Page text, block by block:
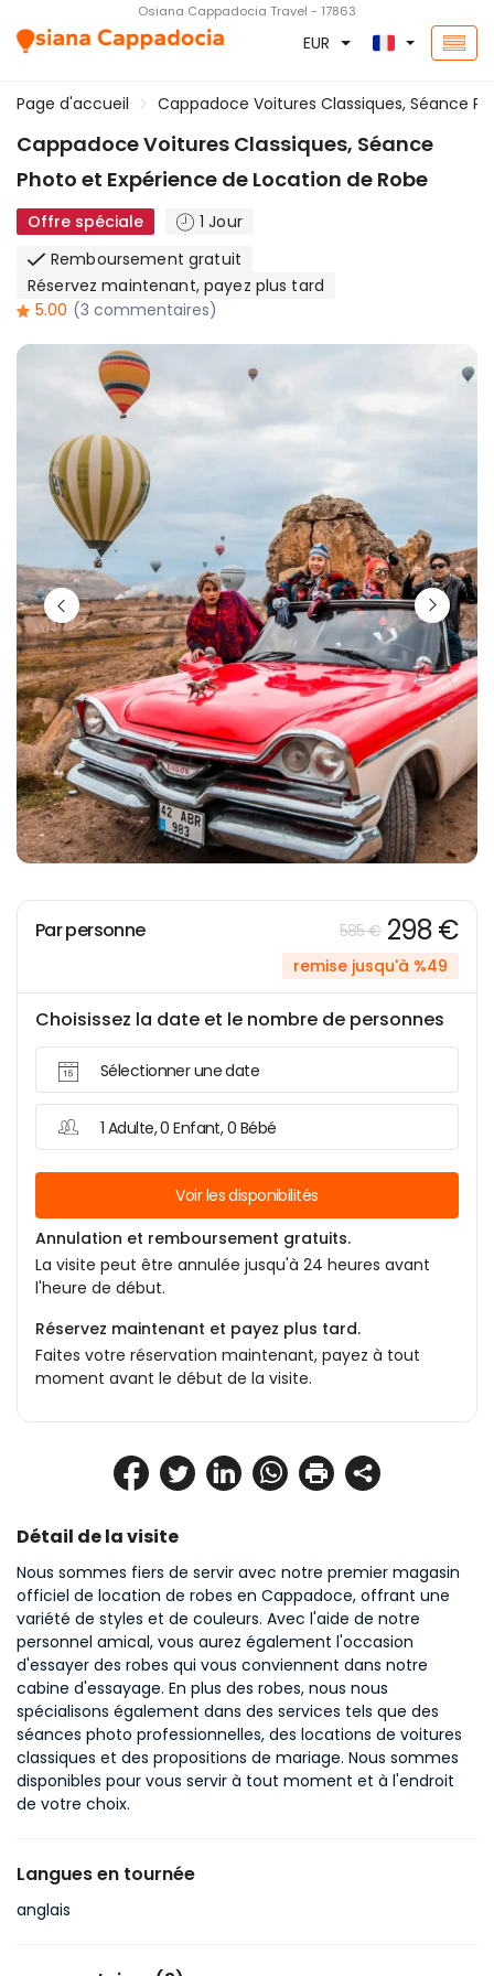
Osiana Cappadocia Travel - 17863
EUR
Page d'accueil Cappadoce Voitures Classiques, Séance
Cappadoce Voitures Classiques, Séance
Photo et Expérience de Location de Robe
Offre spéciale
1 Jour
Remboursement gratuit
Réservez maintenant, payez plus tard
5.00 (3 commentaires)
Détail de la visite
Nous sommes fiers de servir avec notre premier magasin
officiel de location de robes en Cappadoce, offrant une
variété de styles et de couleurs. Avec l'aide de notre
personnel amical, vous aurez également l'occasion
d'essayer des robes qui vous conviennent dans notre
cabine d'essayage. En plus des robes, nous nous
spécialisons également dans des services tels que des
séances photo professionnelles, des locations de voitures
classiques et des propositions de mariage. Nous sommes
disponibles pour vous servir à tout moment et à l'endroit
de votre choix.
Langues en tournée
anglais
Par personne 585 € 298 €
remise jusqu'à %49
Choisissez la date et le nombre de personnes
Sélectionner une date
1 Adulte, 0 Enfant, 0 Bébé
Voir les disponibilités
Annulation et remboursement gratuits.
La visite peut être annulée jusqu'à 24 heures avant
l'heure de début.
Réservez maintenant et payez plus tard.
Faites votre réservation maintenant, payez à tout
moment avant le début de la visite.